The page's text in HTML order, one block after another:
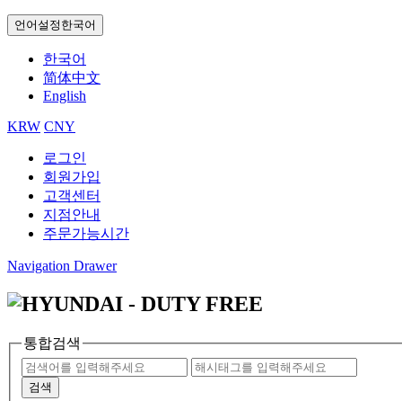
언어설정 한국어
한국어
简体中文
English
KRW CNY
로그인
회원가입
고객센터
지점안내
주문가능시간
Navigation Drawer
통합검색
검색